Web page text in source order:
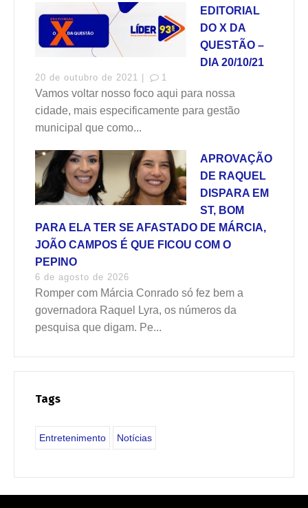
EDITORIAL
DO X DA
QUESTÃO –
DIA 20/10/21
20 de outubro de 2021 | 1
Vamos voltar nosso foco aqui para nossa
cidade, mais especificamente para gestão
municipal que como...
APROVAÇÃO
DE RAQUEL
DISPARA EM
ST, BOM
PARA ELA TER SE AFASTADO DE MÁRCIA,
JOÃO CAMPOS É QUE FICOU COM O
PEPINO
6 de agosto de 2026
Romper com Márcia Conrado só fez bem a
governadora Raquel Lyra, os números da
pesquisa que digam. Pe...
Tags
Entretenimento Notícias